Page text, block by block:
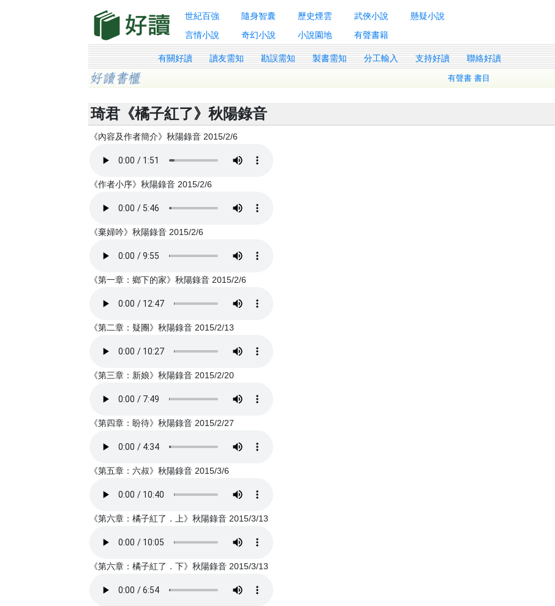
世紀百強 隨身智囊 歷史煙雲 武俠小說
懸疑小說
言情小說
奇幻小說 小說園地 有聲書籍
有關好讀 讀友需知 勘誤需知 製書需知 分工輸入 支持好讀 聯絡好讀
有聲書 書目
琦君《橘子紅了》秋陽錄音
《內容及作者簡介》秋陽錄音 2015/2/6
《作者小序》秋陽錄音 2015/2/6
《棄婦吟》秋陽錄音 2015/2/6
《第一章：鄉下的家》秋陽錄音 2015/2/6
《第二章：疑團》秋陽錄音 2015/2/13
《第三章：新娘》秋陽錄音 2015/2/20
《第四章：盼待》秋陽錄音 2015/2/27
《第五章：六叔》秋陽錄音 2015/3/6
《第六章：橘子紅了．上》秋陽錄音 2015/3/13
《第六章：橘子紅了．下》秋陽錄音 2015/3/13